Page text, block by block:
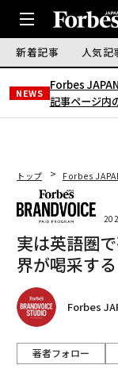
新着記事 人気記
NEWS
Forbes
記事ページ内
トップ Forbes
実は英語圏
界が喝采す
Forbes
著者フォロー